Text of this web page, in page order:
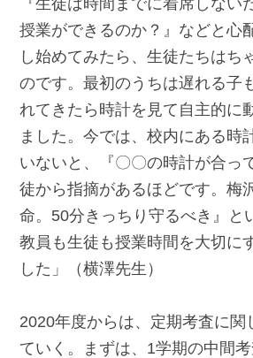
授業ができるのか？』などと心
し始めてみたら、生徒たちはち
のです。最初のうちは遅れる子
れてきたら時計を見て自主的に
ました。今では、校内にある時
いないと、『〇〇の時計が合っ
徒から指摘があるほどです。梅
命。50分きっちり守るべき』と
教員も生徒も授業時間を大切に
した」（横澤先生）
2020年度からは、定期考査に関
ていく。まずは、1学期の中間考